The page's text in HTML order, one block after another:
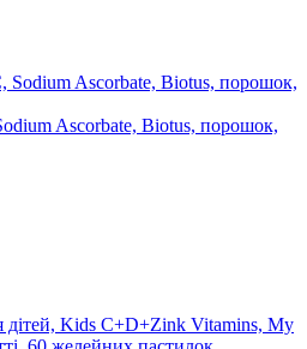
Ascorbate, Biotus, порошок,